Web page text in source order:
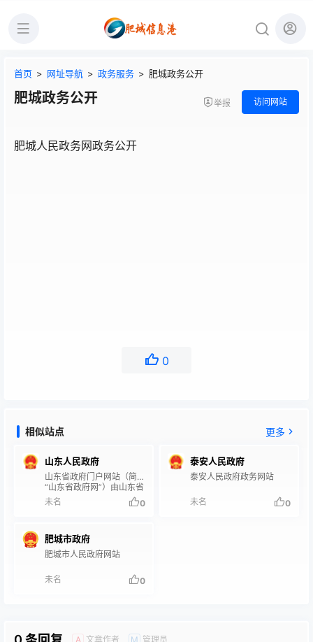
首页 > 网址导航 > 政务服务 > 肥城政务公开
肥城政务公开 举报 访问网站
肥城人民政务网政务公开
0
相似站点 更多
山东人民政府
山东省政府门户网站（简称
“山东省政府网”）由山东省
人民政府办公厅主办。 “山
东省政府网”是山东省人民
各级政府、部门信息发布的
总平台，是我省对外宣传和
为民服务的总窗口；是深入
建立全省一站式政府服务门
六大频道。网站按照全面推
未名 0
泰安人民政府
泰安人民政府政务网站
未名 0
肥城市政府
肥城市人民政府网站
未名 0
A 文章作者 M 管理员